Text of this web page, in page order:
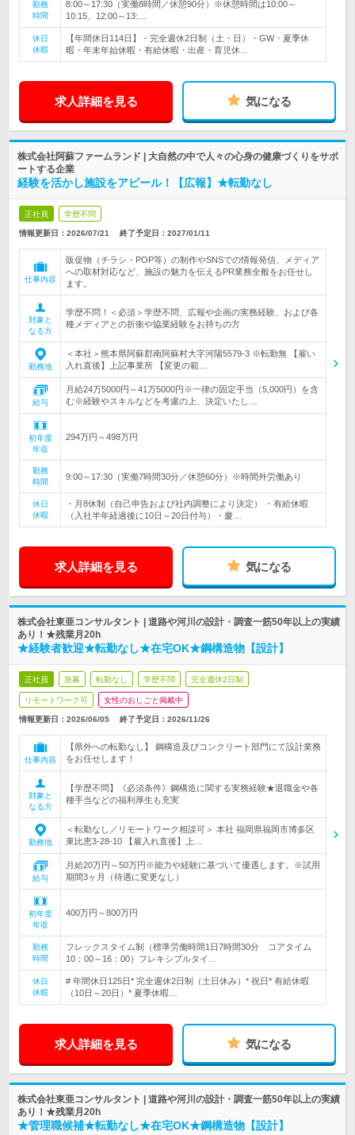
勤務
時間
8:00～17:30（実働8時間／休憩90分）※休憩時間は10:00～
10:15、12:00～13:…
休日
休暇
【年間休日114日】・完全週休2日制（土・日）・GW・夏季休
暇・年末年始休暇・有給休暇・出産・育児休…
求人詳細を見る 気になる
株式会社阿蘇ファームランド | 大自然の中で人々の心身の健康づくりをサポ
ートする企業
経験を活かし施設をアピール！【広報】★転勤なし
正社員 学歴不問
情報更新日：2026/07/21 終了予定日： 2027/01/11
仕事内容
販促物（チラシ・POP等）の制作やSNSでの情報発信、メディア
への取材対応など、施設の魅力を伝えるPR業務全般をお任せし
ます。
対象と
なる方
学歴不問！＜必須＞学歴不問、広報や企画の実務経験、および各
種メディアとの折衝や協業経験をお持ちの方
勤務地
＜本社＞熊本県阿蘇郡南阿蘇村大字河陽5579-3 ※転勤無 【雇い
入れ直後】上記事業所 【変更の範…
給与
月給24万5000円～41万5000円※一律の固定手当（5,000円）を含
む※経験やスキルなどを考慮の上、決定いたし…
初年度
年収
294万円～498万円
勤務
時間
9:00～17:30（実働7時間30分／休憩60分）※時間外労働あり
休日
休暇
・月8休制（自己申告および社内調整により決定） ・有給休暇
（入社半年経過後に10日～20日付与）・慶…
求人詳細を見る 気になる
株式会社東亜コンサルタント | 道路や河川の設計・調査一筋50年以上の実績
あり！★残業月20h
★経験者歓迎★転勤なし★在宅OK★鋼構造物【設計】
正社員 急募 転勤なし 学歴不問 完全週休2日制
リモートワーク可 女性のおしごと掲載中
情報更新日：2026/06/05 終了予定日： 2026/11/26
仕事内容
【県外への転勤なし】 鋼構造及びコンクリート部門にて設計業務
をお任せします！
対象と
なる方
【学歴不問】《必須条件》鋼構造に関する実務経験★退職金や各
種手当などの福利厚生も充実
勤務地
＜転勤なし／リモートワーク相談可＞ 本社 福岡県福岡市博多区
東比恵3-28-10 【雇入れ直後】上…
給与
月給20万円～50万円※能力や経験に基づいて優遇します。※試用
期間3ヶ月（待遇に変更なし）
初年度
年収
400万円～800万円
勤務
時間
フレックスタイム制（標準労働時間1日7時間30分 コアタイム
10：00～16：00）フレキシブルタイ…
休日
休暇
# 年間休日125日* 完全週休2日制（土日休み）* 祝日* 有給休暇
（10日～20日）* 夏季休暇…
求人詳細を見る 気になる
株式会社東亜コンサルタント | 道路や河川の設計・調査一筋50年以上の実績
あり！★残業月20h
★管理職候補★転勤なし★在宅OK★鋼構造物【設計】